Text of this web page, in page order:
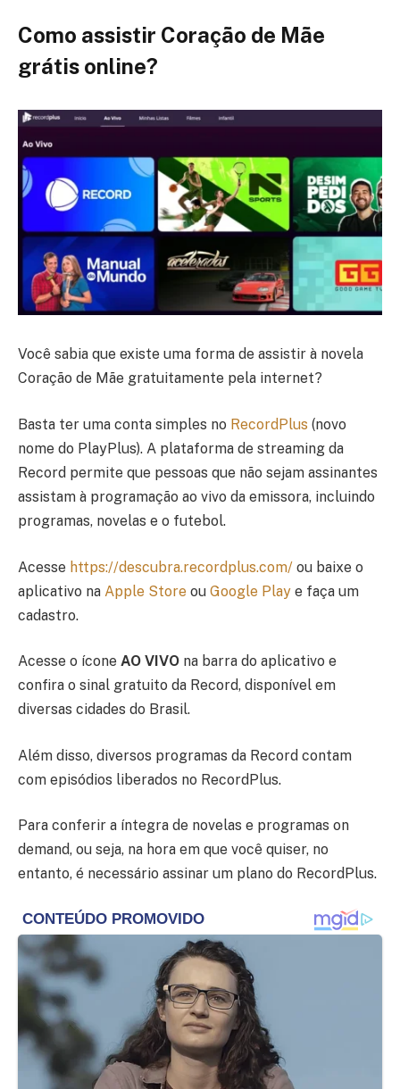
Como assistir Coração de Mãe
grátis online?
Você sabia que existe uma forma de assistir à novela
Coração de Mãe gratuitamente pela internet?
Basta ter uma conta simples no RecordPlus (novo
nome do PlayPlus). A plataforma de streaming da
Record permite que pessoas que não sejam assinantes
assistam à programação ao vivo da emissora, incluindo
programas, novelas e o futebol.
Acesse https://descubra.recordplus.com/ ou baixe o
aplicativo na Apple Store ou Google Play e faça um
cadastro.
Acesse o ícone AO VIVO na barra do aplicativo e
confira o sinal gratuito da Record, disponível em
diversas cidades do Brasil.
Além disso, diversos programas da Record contam
com episódios liberados no RecordPlus.
Para conferir a íntegra de novelas e programas on
demand, ou seja, na hora em que você quiser, no
entanto, é necessário assinar um plano do RecordPlus.